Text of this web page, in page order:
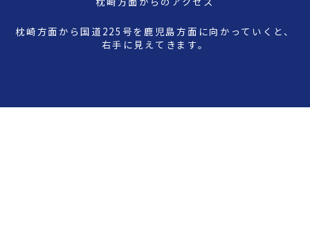
枕崎方面から国道225号を鹿児島方面に向かっていくと、
右手に見えてきます。